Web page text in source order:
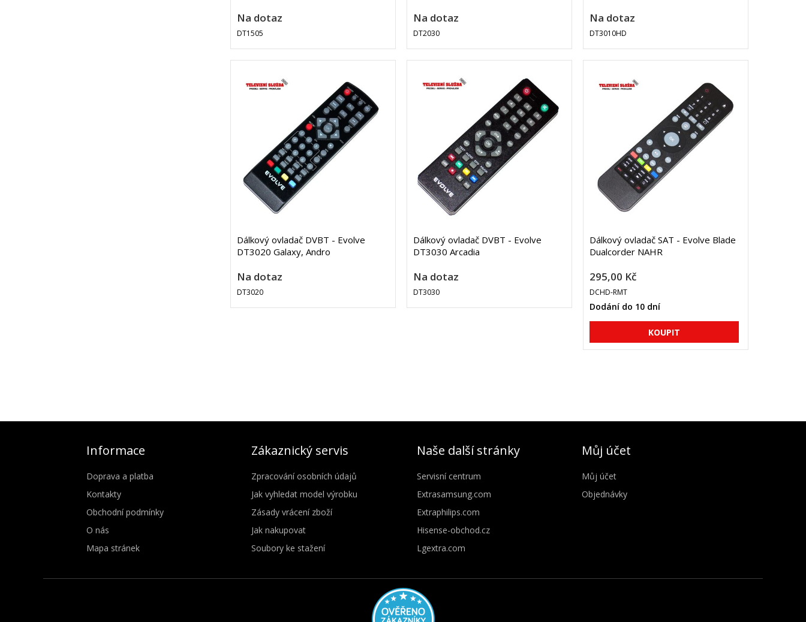
Na dotaz
DT1505
Na dotaz
DT2030
Na dotaz
DT3010HD
Dálkový ovladač DVBT - Evolve
DT3020 Galaxy, Andro
Na dotaz
DT3020
Dálkový ovladač DVBT - Evolve
DT3030 Arcadia
Na dotaz
DT3030
Dálkový ovladač SAT - Evolve Blade
Dualcorder NAHR
295,00 Kč
DCHD-RMT
Dodání do 10 dní
Informace
Doprava a platba
Kontakty
Obchodní podmínky
O nás
Mapa stránek
Zákaznický servis
Zpracování osobních údajů
Jak vyhledat model výrobku
Zásady vrácení zboží
Jak nakupovat
Soubory ke stažení
Naše další stránky
Servisní centrum
Extrasamsung.com
Extraphilips.com
Hisense-obchod.cz
Lgextra.com
Můj účet
Můj účet
Objednávky